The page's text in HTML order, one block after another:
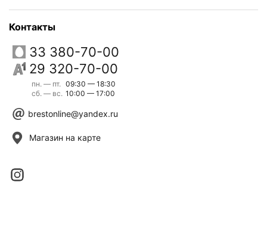
Контакты
33 380-70-00
29 320-70-00
пн. — пт.
сб. — вс.
09:30 — 18:30
10:00 — 17:00
brestonline@yandex.ru
Магазин на карте